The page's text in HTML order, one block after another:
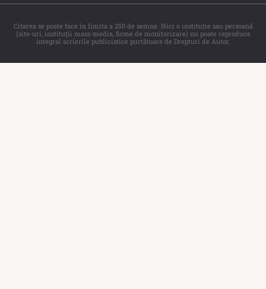
Citarea se poate face în limita a 250 de semne. Nici o instituţie sau persoană
(site-uri, instituţii mass-media, firme de monitorizare) nu poate reproduce
integral scrierile publicistice purtătoare de Drepturi de Autor.